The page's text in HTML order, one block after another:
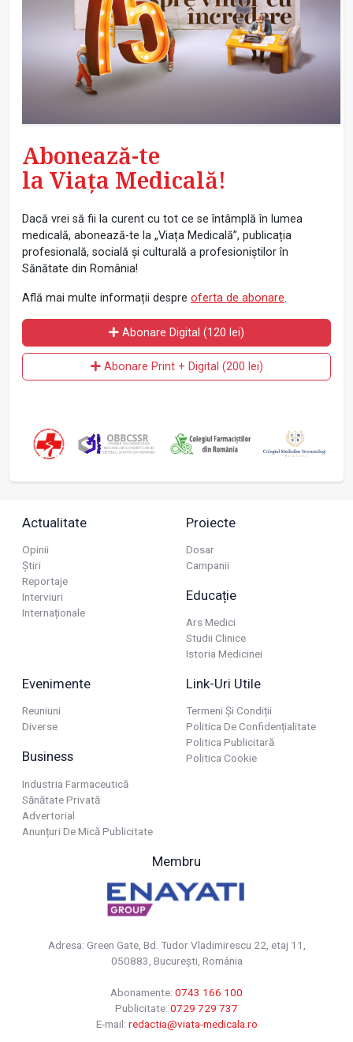
Abonează-te
la Viața Medicală!
Dacă vrei să fii la curent cu tot ce se întâmplă în lumea
medicală, abonează-te la „Viața Medicală”, publicația
profesională, socială și culturală a profesioniștilor în
Sănătate din România!
Află mai multe informații despre oferta de abonare.
Abonare Digital (120 lei)
Abonare Print + Digital (200 lei)
Actualitate
Opinii
Știri
Reportaje
Interviuri
Internaționale
Proiecte
Dosar
Campanii
Educație
Ars Medici
Studii Clinice
Istoria Medicinei
Evenimente
Reuniuni
Diverse
Business
Industria Farmaceutică
Sănătate Privată
Advertorial
Anunțuri De Mică Publicitate
Link-Uri Utile
Termeni Și Condiții
Politica De Confidențialitate
Politica Publicitară
Politica Cookie
Membru
Adresa: Green Gate, Bd. Tudor Vladimirescu 22, etaj 11,
050883, Bucureşti, România
Abonamente: 0743 166 100
Publicitate: 0729 729 737
E-mail: redactia@viata-medicala.ro